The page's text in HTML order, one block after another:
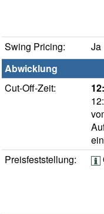
Swing Pricing:
Ja
Abwicklung
Cut-Off-Zeit:
Preisfeststellung: